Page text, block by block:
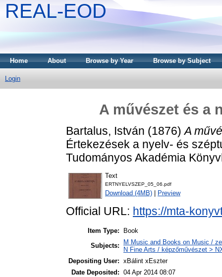
REAL-EOD
Home About Browse by Year Browse by Subject
Login
A művészet és a
Bartalus, István (1876)A
Értekezések a nyelv- és
Tudományos Akadémia
Text
ERTNYELVSZEP_05_06.pdf
Download (4MB) Preview
Official URL: https://mta-
Item Type:
Book
Subjects:
M Music and Books on Music /
N Fine Arts / képzőművészet >
Depositing User: xBálint xEszter
Date Deposited: 04 Apr 2014 08:07